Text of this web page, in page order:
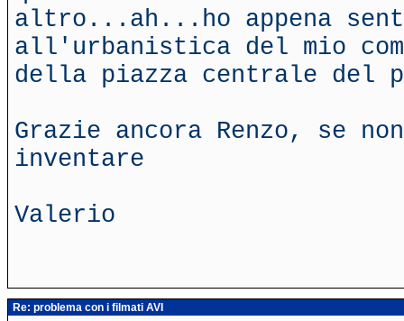
altro...ah...ho appena
all'urbanistica del mio
della piazza centrale del
Grazie ancora Renzo, se
inventare
Valerio
Re: problema con i filmati AVI